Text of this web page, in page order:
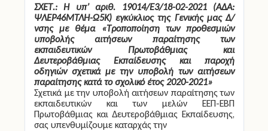
ΣΧΕΤ.: Η υπ’ αριθ. 19014/Ε3/18-02-2021 (ΑΔΑ:
ΨΛΕΡ46ΜΤΛΗ-Ω5Κ) εγκύκλιος της Γενικής μας Δ/
νσης με θέμα «Τροποποίηση των προθεσμιών
υποβολής αιτήσεων παραίτησης των
εκπαιδευτικών Πρωτοβάθμιας και
Δευτεροβάθμιας Εκπαίδευσης και παροχή
οδηγιών σχετικά με την υποβολή των αιτήσεων
παραίτησης κατά το σχολικό έτος 2020-2021»
Σχετικά με την υποβολή αιτήσεων παραίτησης των
εκπαιδευτικών και των μελών ΕΕΠ-ΕΒΠ
Πρωτοβάθμιας και Δευτεροβάθμιας Εκπαίδευσης,
σας υπενθυμίζουμε καταρχάς την